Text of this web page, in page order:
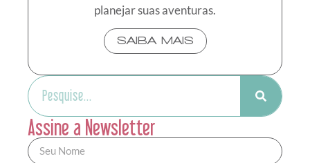
planejar suas aventuras.
SAIBA MAIS
Assine a Newsletter